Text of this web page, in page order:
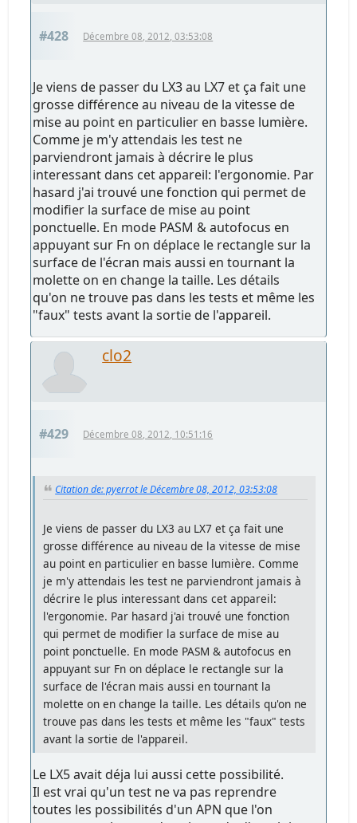
#428 Décembre 08, 2012, 03:53:08
Je viens de passer du LX3 au LX7 et ça fait une
grosse différence au niveau de la vitesse de
mise au point en particulier en basse lumière.
Comme je m'y attendais les test ne
parviendront jamais à décrire le plus
interessant dans cet appareil: l'ergonomie. Par
hasard j'ai trouvé une fonction qui permet de
modifier la surface de mise au point
ponctuelle. En mode PASM & autofocus en
appuyant sur Fn on déplace le rectangle sur la
surface de l'écran mais aussi en tournant la
molette on en change la taille. Les détails
qu'on ne trouve pas dans les tests et même les
"faux" tests avant la sortie de l'appareil.
clo2
#429 Décembre 08, 2012, 10:51:16
Citation de: pyerrot le Décembre 08, 2012, 03:53:08
Je viens de passer du LX3 au LX7 et ça fait une
grosse différence au niveau de la vitesse de mise
au point en particulier en basse lumière. Comme
je m'y attendais les test ne parviendront jamais à
décrire le plus interessant dans cet appareil:
l'ergonomie. Par hasard j'ai trouvé une fonction
qui permet de modifier la surface de mise au
point ponctuelle. En mode PASM & autofocus en
appuyant sur Fn on déplace le rectangle sur la
surface de l'écran mais aussi en tournant la
molette on en change la taille. Les détails qu'on ne
trouve pas dans les tests et même les "faux" tests
avant la sortie de l'appareil.
Le LX5 avait déja lui aussi cette possibilité.
Il est vrai qu'un test ne va pas reprendre
toutes les possibilités d'un APN que l'on